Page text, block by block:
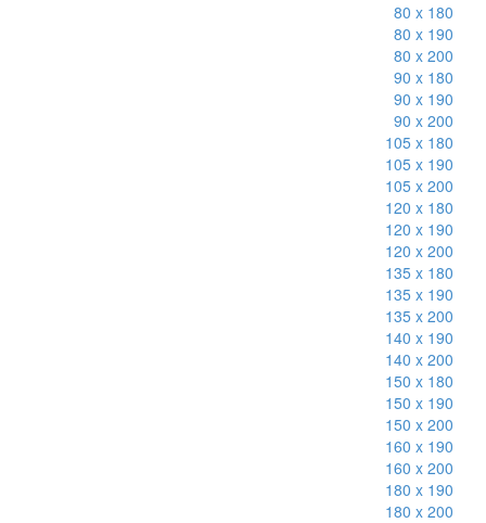
80 x 180
80 x 190
80 x 200
90 x 180
90 x 190
90 x 200
105 x 180
105 x 190
105 x 200
120 x 180
120 x 190
120 x 200
135 x 180
135 x 190
135 x 200
140 x 190
140 x 200
150 x 180
150 x 190
150 x 200
160 x 190
160 x 200
180 x 190
180 x 200